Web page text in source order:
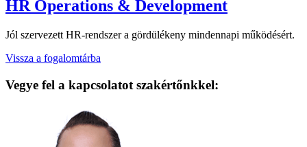
HR Operations & Development
Jól szervezett HR-rendszer a gördülékeny mindennapi működésért.
Vissza a fogalomtárba
Vegye fel a kapcsolatot szakértőnkkel: